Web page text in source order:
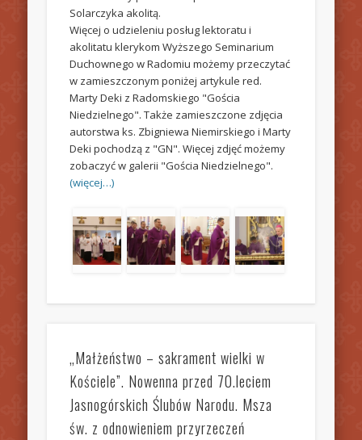
Solarczyka akolitą.
Więcej o udzieleniu posług lektoratu i
akolitatu klerykom Wyższego Seminarium
Duchownego w Radomiu możemy przeczytać
w zamieszczonym poniżej artykule red.
Marty Deki z Radomskiego "Gościa
Niedzielnego". Także zamieszczone zdjęcia
autorstwa ks. Zbigniewa Niemirskiego i Marty
Deki pochodzą z "GN". Więcej zdjęć możemy
zobaczyć w galerii "Gościa Niedzielnego".
(więcej…)
„Małżeństwo – sakrament wielki w
Kościele”. Nowenna przed 70.leciem
Jasnogórskich Ślubów Narodu. Msza
św. z odnowieniem przyrzeczeń